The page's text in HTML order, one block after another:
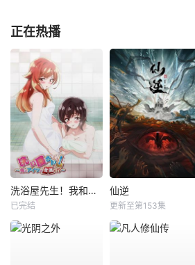
正在热播
洗浴屋先生！我和那家伙在女浴池！？
已完结
仙逆
更新至第153集